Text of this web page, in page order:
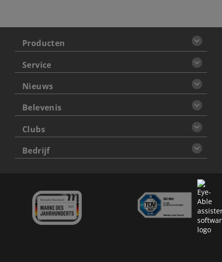
Producten
Service
Nieuws
Belevenis
Clubs
Bedrijf